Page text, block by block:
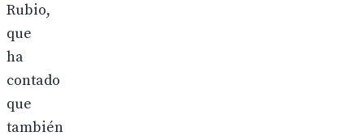
Rubio,
que
ha
contado
que
también